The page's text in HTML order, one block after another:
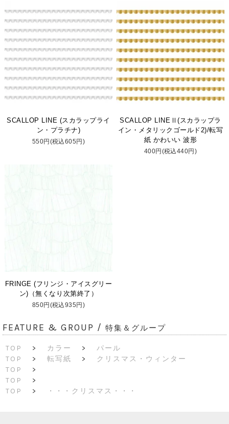
SCALLOP LINE (スカラップライ
ン・プラチナ)
550円(税込605円)
SCALLOP LINEⅡ(スカラップラ
イン・メタリックゴールド2)/転写
紙 かわいい 波形
400円(税込440円)
FRINGE (フリンジ・アイスグリー
ン)（無くなり次第終了）
850円(税込935円)
FEATURE & GROUP / 特集＆グループ
TOP > カラー >
パール
TOP
> 転写紙 >
クリスマス・ウィンター
TOP
>
TOP
>
TOP
> ・・・クリスマス・・・